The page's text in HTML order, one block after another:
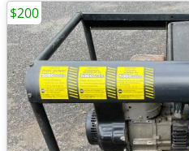
$200